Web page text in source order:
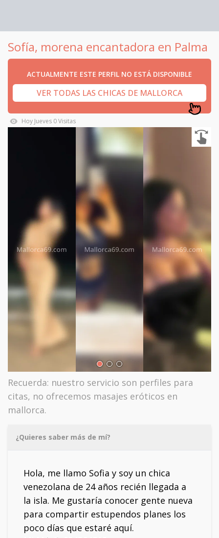
Sofía, morena encantadora en Palma
ACTUALMENTE ESTE PERFIL NO ESTÁ DISPONIBLE
VER TODAS LAS CHICAS DE MALLORCA
Hoy Jueves 0Visitas
Recuerda: nuestro servicio son perfiles para
citas, no ofrecemos masajes eróticos en
mallorca.
¿Quieres saber más de mí?
Hola, me llamo Sofia y soy un chica
venezolana de 24 años recién llegada a
la isla. Me gustaría conocer gente nueva
para compartir estupendos planes los
poco días que estaré aquí.